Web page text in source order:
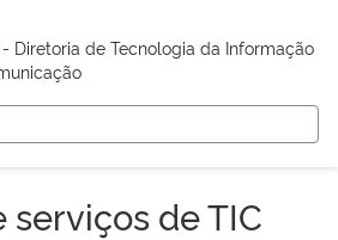
- Diretoria de Tecnologia da Informação
serviços de TIC